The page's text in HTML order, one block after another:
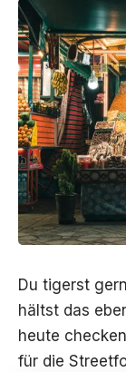
Du tigerst
hältst das
heute
für die